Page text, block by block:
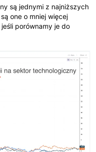
są jednymi z najniższych
one o mniej więcej
porównamy je do